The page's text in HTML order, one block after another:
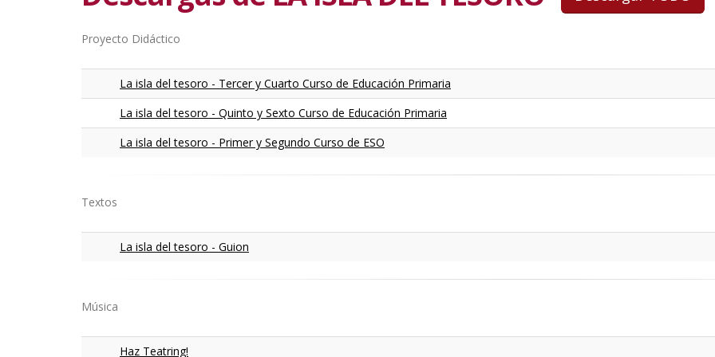
Proyecto Didáctico
La isla del tesoro - Tercer y Cuarto Curso de Educación Primaria
La isla del tesoro - Quinto y Sexto Curso de Educación Primaria
La isla del tesoro - Primer y Segundo Curso de ESO
Textos
La isla del tesoro - Guion
Música
Haz Teatring!